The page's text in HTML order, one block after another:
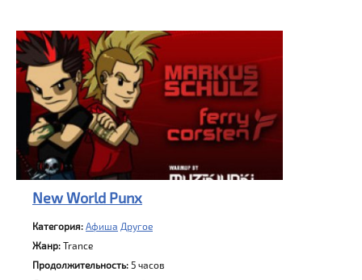
New World Punx
Категория: Афиша Другое
Жанр: Trance
Продолжительность: 5 часов